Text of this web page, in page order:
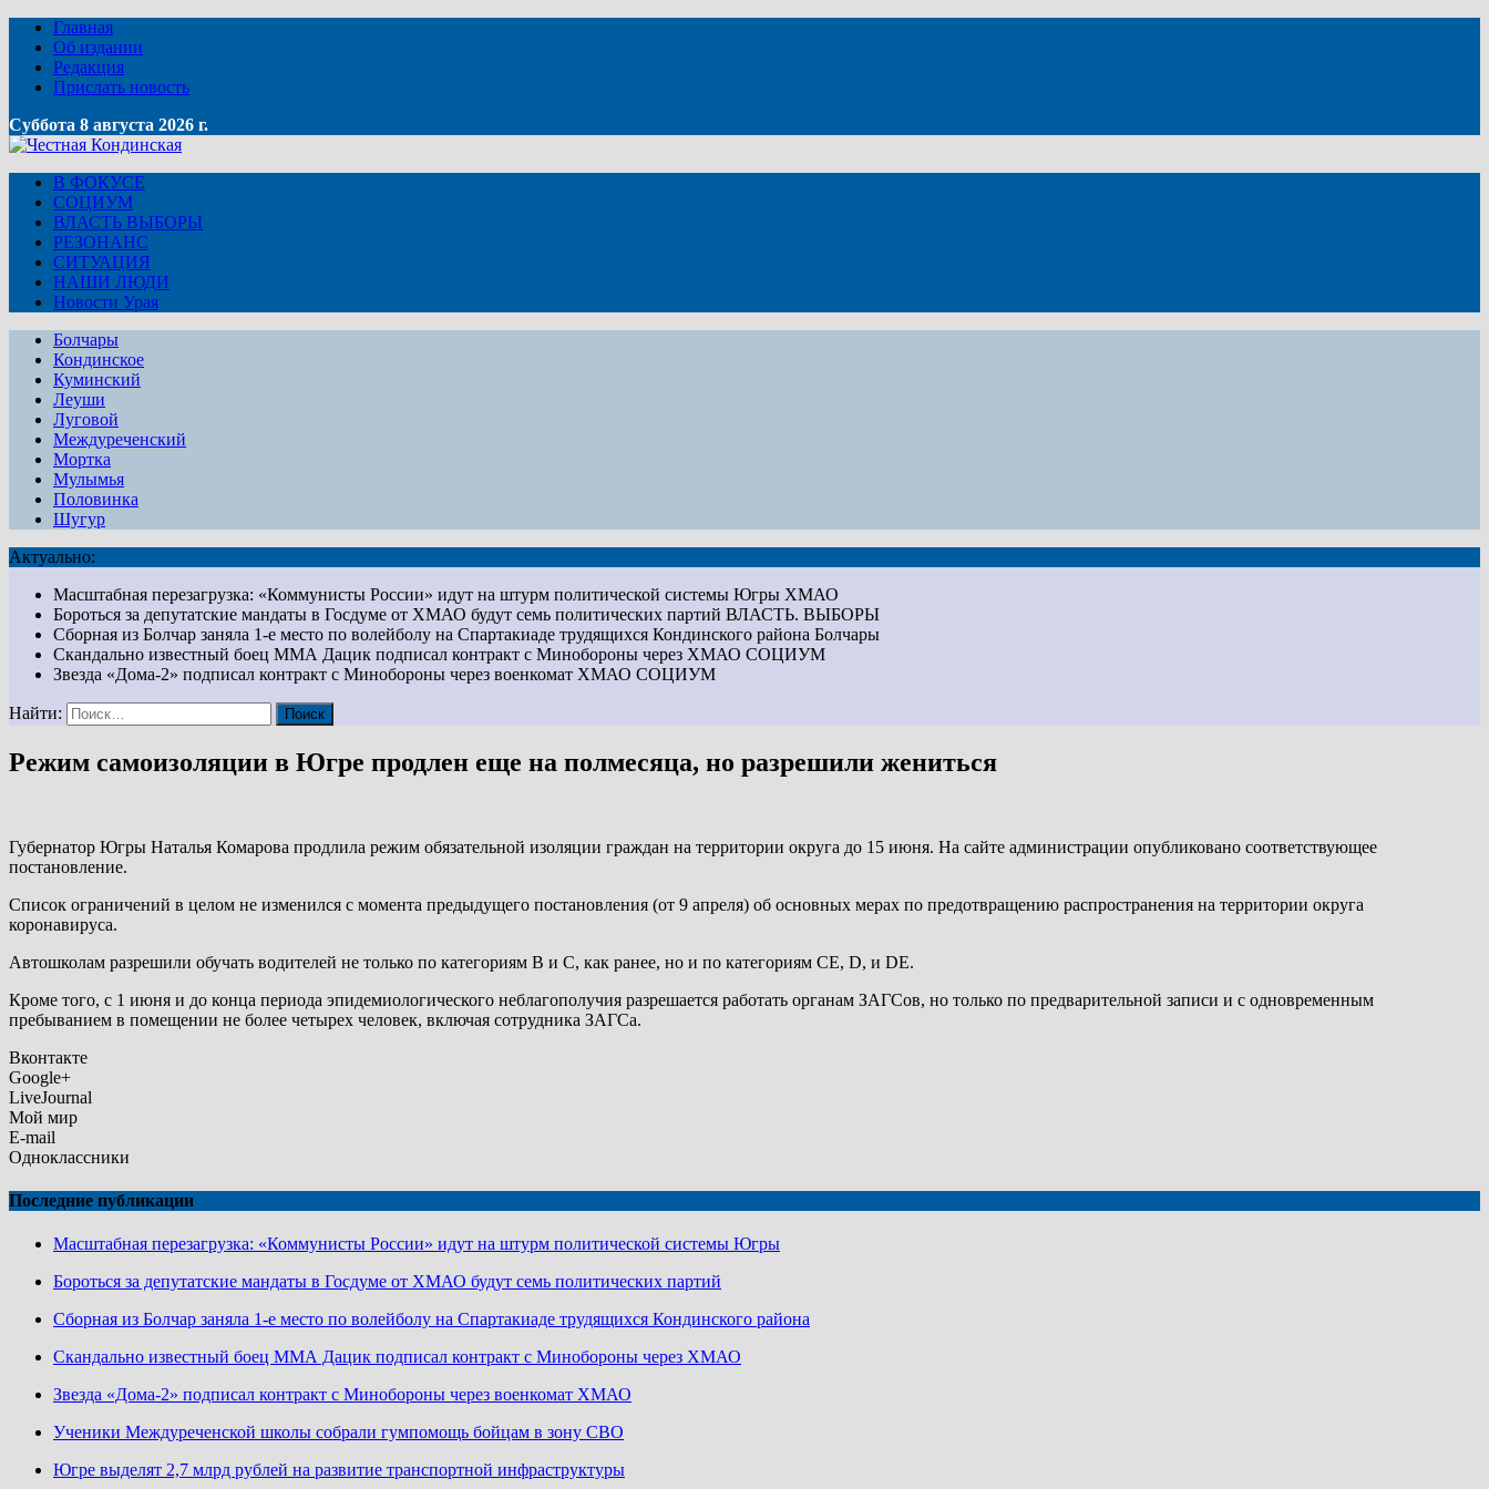
Главная
Об издании
Редакция
Прислать новость
Суббота 8 августа 2026 г.
В ФОКУСЕ
СОЦИУМ
ВЛАСТЬ ВЫБОРЫ
РЕЗОНАНС
СИТУАЦИЯ
НАШИ ЛЮДИ
Новости Урая
Болчары
Кондинское
Куминский
Леуши
Луговой
Междуреченский
Мортка
Мулымья
Половинка
Шугур
Актуально:
Масштабная перезагрузка: «Коммунисты России» идут на штурм политической системы Югры ХМАО
Бороться за депутатские мандаты в Госдуме от ХМАО будут семь политических партий ВЛАСТЬ. ВЫБОРЫ
Сборная из Болчар заняла 1-е место по волейболу на Спартакиаде трудящихся Кондинского района Болчары
Скандально известный боец ММА Дацик подписал контракт с Минобороны через ХМАО СОЦИУМ
Звезда «Дома-2» подписал контракт с Минобороны через военкомат ХМАО СОЦИУМ
Найти:
Режим самоизоляции в Югре продлен еще на полмесяца, но разрешили жениться
Губернатор Югры Наталья Комарова продлила режим обязательной изоляции граждан на территории округа до 15 июня. На сайте администрации опубликовано соответствующее
постановление.
Список ограничений в целом не изменился с момента предыдущего постановления (от 9 апреля) об основных мерах по предотвращению распространения на территории округа
коронавируса.
Автошколам разрешили обучать водителей не только по категориям B и C, как ранее, но и по категориям CE, D, и DE.
Кроме того, с 1 июня и до конца периода эпидемиологического неблагополучия разрешается работать органам ЗАГСов, но только по предварительной записи и с одновременным
пребыванием в помещении не более четырех человек, включая сотрудника ЗАГСа.
Вконтакте
Google+
LiveJournal
Мой мир
E-mail
Одноклассники
Последние публикации
Масштабная перезагрузка: «Коммунисты России» идут на штурм политической системы Югры
Бороться за депутатские мандаты в Госдуме от ХМАО будут семь политических партий
Сборная из Болчар заняла 1-е место по волейболу на Спартакиаде трудящихся Кондинского района
Скандально известный боец ММА Дацик подписал контракт с Минобороны через ХМАО
Звезда «Дома-2» подписал контракт с Минобороны через военкомат ХМАО
Ученики Междуреченской школы собрали гумпомощь бойцам в зону СВО
Югре выделят 2,7 млрд рублей на развитие транспортной инфраструктуры